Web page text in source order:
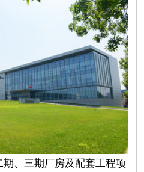
、三期厂房及配套工程项